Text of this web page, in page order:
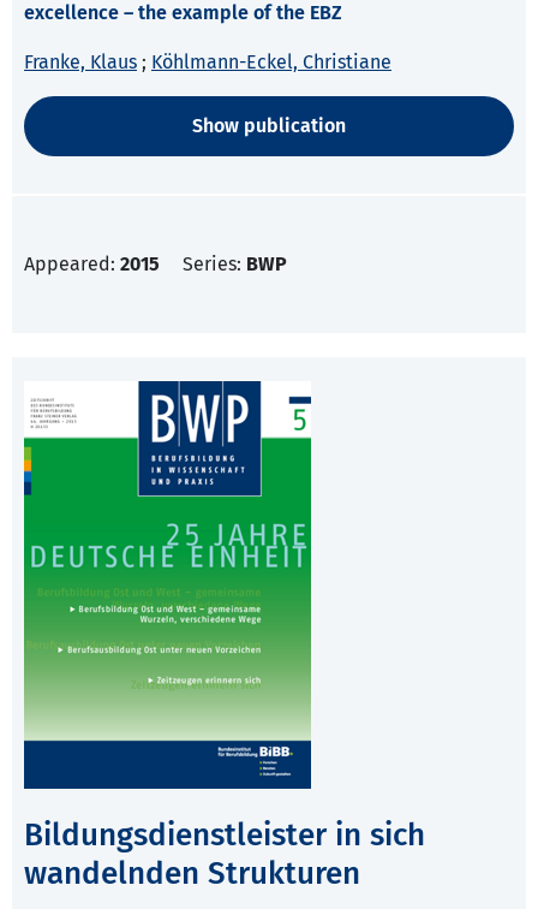
excellence – the example of the EBZ
Franke, Klaus ; Köhlmann-Eckel, Christiane
Show publication
Appeared: 2015 Series: BWP
Bildungsdienstleister in sich
wandelnden Strukturen